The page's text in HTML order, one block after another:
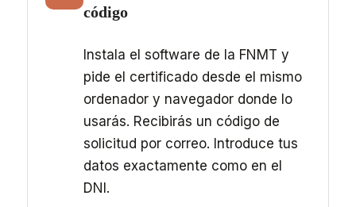
código
Instala el software de la FNMT y
pide el certificado desde el mismo
ordenador y navegador donde lo
usarás. Recibirás un código de
solicitud por correo. Introduce tus
datos exactamente como en el
DNI.